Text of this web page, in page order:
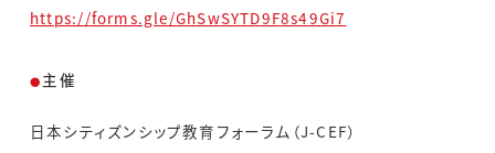
https://forms.gle/GhSwSYTD9F8s49Gi7
● 主催
日本シティズンシップ教育フォーラム（J-CEF）